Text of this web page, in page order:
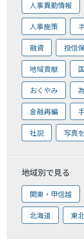
人事異動情報
人事施策
融資 投信
地域貢献
おくやみ
金融再編
社説 写真
地域別で見る
関東・甲信越
北海道 東